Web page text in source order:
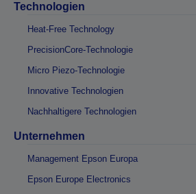
Technologien
Heat-Free Technology
PrecisionCore-Technologie
Micro Piezo-Technologie
Innovative Technologien
Nachhaltigere Technologien
Unternehmen
Management Epson Europa
Epson Europe Electronics